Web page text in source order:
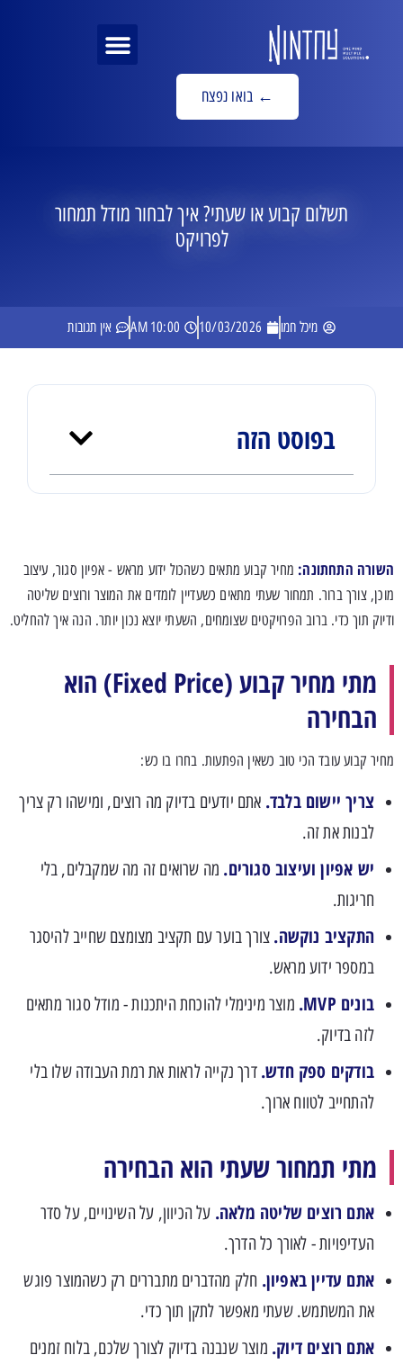
בואו נפצח ←
תשלום קבוע או שעתי? איך לבחור מודל תמחור
לפרויקט
מיכל חמו 10/03/2026
10:00 AM אין תגובות
בפוסט הזה
השורה התחתונה: מחיר קבוע מתאים כשהכול ידוע מראש - אפיון סגור, עיצוב
מוכן, צורך ברור. תמחור שעתי מתאים כשעדיין לומדים את המוצר ורוצים שליטה
ודיוק תוך כדי. ברוב הפרויקטים שצומחים, השעתי יוצא נכון יותר. הנה איך להחליט.
מתי מחיר קבוע (Fixed Price) הוא
הבחירה
מחיר קבוע עובד הכי טוב כשאין הפתעות. בחרו בו כש:
צריך יישום בלבד. אתם יודעים בדיוק מה רוצים, ומישהו רק צריך
לבנות את זה.
יש אפיון ועיצוב סגורים. מה שרואים זה מה שמקבלים, בלי
חריגות.
התקציב נוקשה. צורך בוער עם תקציב מצומצם שחייב להיסגר
במספר ידוע מראש.
בונים MVP.
מוצר מינימלי להוכחת היתכנות - מודל סגור מתאים
לזה בדיוק.
בודקים ספק חדש. דרך נקייה לראות את רמת העבודה שלו בלי
להתחייב לטווח ארוך.
מתי תמחור שעתי הוא הבחירה
אתם רוצים שליטה מלאה. על הכיוון, על השינויים, על סדר
העדיפויות - לאורך כל הדרך.
אתם עדיין באפיון. חלק מהדברים מתבררים רק כשהמוצר פוגש
את המשתמש. שעתי מאפשר לתקן תוך כדי.
אתם רוצים דיוק. מוצר שנבנה בדיוק לצורך שלכם, בלוח זמנים